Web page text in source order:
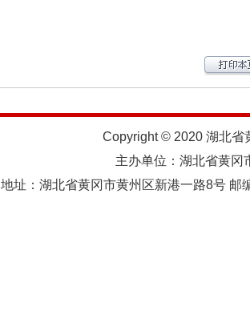
Copyright © 2020 湖北省
主办单位：湖北省黄
地址：湖北省黄冈市黄州区新港一路8号